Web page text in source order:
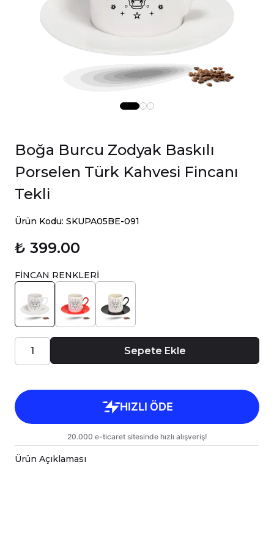
Boğa Burcu Zodyak Baskılı
Porselen Türk Kahvesi Fincanı
Tekli
Ürün Kodu: SKUPA05BE-091
₺ 399.00
FİNCAN RENKLERİ
Sepete Ekle
Ürün Açıklaması